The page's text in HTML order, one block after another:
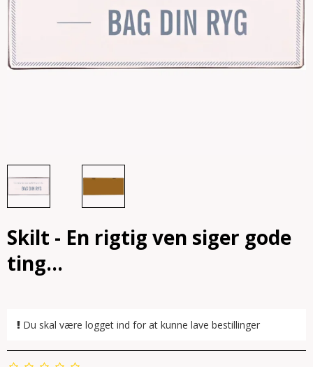
Skilt - En rigtig ven siger gode
ting...
Du skal være logget ind for at kunne lave bestillinger